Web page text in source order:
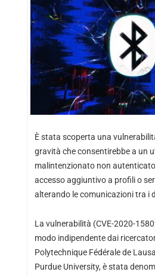
È stata scoperta una
gravità che consentirebbe a un
malintenzionato non
accesso aggiuntivo a profili o
alterando le comunicazioni tra i
La vulnerabilità (CVE-2020-
modo indipendente dai
Polytechnique Fédérale de
Purdue University, è stata